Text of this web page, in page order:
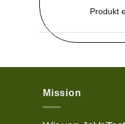
Produkt
Mission